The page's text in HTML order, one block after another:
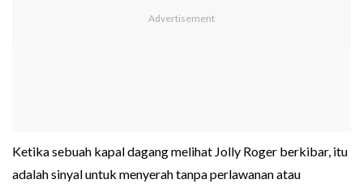
Ketika sebuah kapal dagang melihat Jolly Roger berkibar, itu
adalah sinyal untuk menyerah tanpa perlawanan atau